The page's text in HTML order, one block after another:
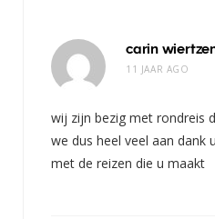
carin
11 JAAR AGO
wij zijn bezig met rondreis
we dus heel veel aan dank
met de reizen die u maakt